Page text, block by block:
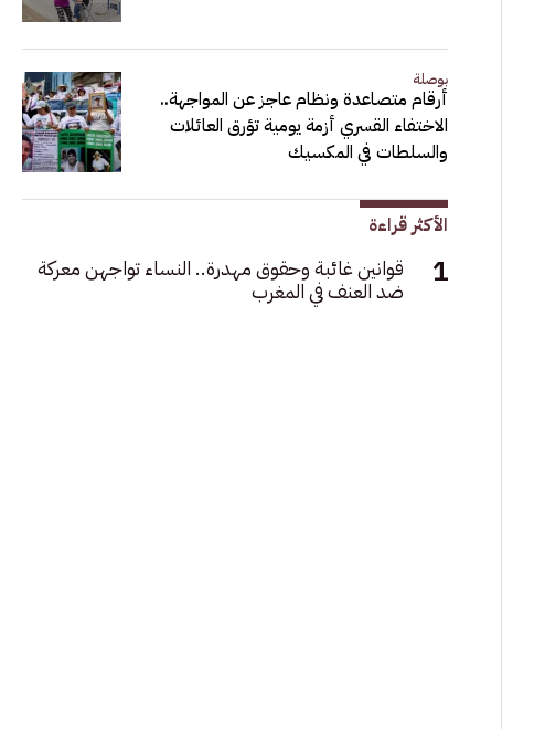
بوصلة
أرقام متصاعدة ونظام عاجز عن المواجهة..
الاختفاء القسري أزمة يومية تؤرق العائلات
والسلطات في المكسيك
الأكثر قراءة
قوانين غائبة وحقوق مهدرة.. النساء تواجهن معركة
ضد العنف في المغرب